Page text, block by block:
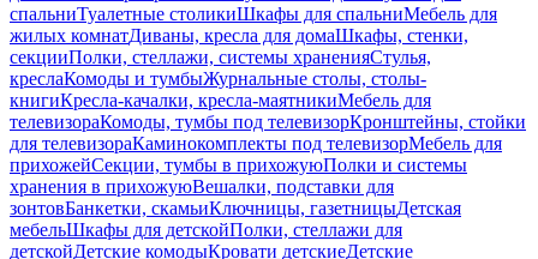
спальниТуалетные столикиШкафы для спальниМебель для
жилых комнатДиваны, кресла для домаШкафы, стенки,
секцииПолки, стеллажи, системы храненияСтулья,
креслаКомоды и тумбыЖурнальные столы, столы-
книгиКресла-качалки, кресла-маятникиМебель для
телевизораКомоды, тумбы под телевизорКронштейны, стойки
для телевизораКаминокомплекты под телевизорМебель для
прихожейСекции, тумбы в прихожуюПолки и системы
хранения в прихожуюВешалки, подставки для
зонтовБанкетки, скамьиКлючницы, газетницыДетская
мебельШкафы для детскойПолки, стеллажи для
детскойДетские комодыКровати детскиеДетские